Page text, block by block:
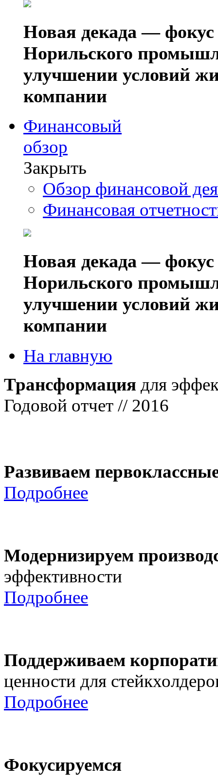
Новая декада — фокус
Норильского
улучшении условий
компании
Финансовый
обзор
Закрыть
Обзор финансовой
Финансовая
Новая декада — фокус
Норильского
улучшении условий
компании
На главную
Трансформация для
Годовой отчет // 2016
Развиваем
Подробнее
Модернизируем
эффективности
Подробнее
Поддерживаем
ценности для
Подробнее
Фокусируемся